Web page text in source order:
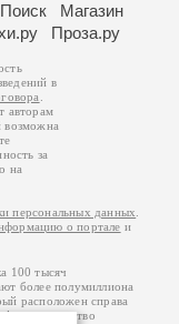
Поиск
Магазин
Проза.ру
в
авторам
возможна
за
на
персональных данных
о портале и
100 тысяч
более полумиллиона
расположен справа
количество